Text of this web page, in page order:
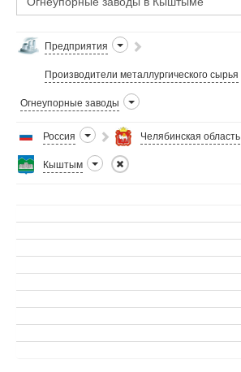
мартеновских пече...
Предприятия
Производители металлургического сырья
Огнеупорные заводы
Россия Челябинская область
Кыштым